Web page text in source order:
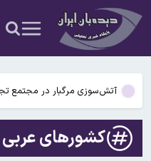
عکس و فیلم
یافته جدید: سرعت گرمایش
شده است
جزئیات جدید افزایش سنوات
چه افرادی معاف هستند؟
آتش‌سوزی مرگبار در مجتمع
دانشمندان راز آبشار خونین
کشورهای عربی